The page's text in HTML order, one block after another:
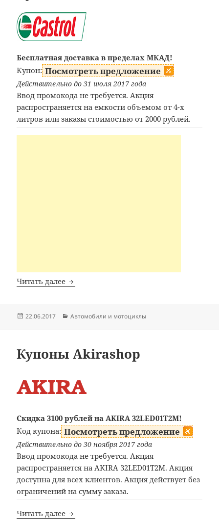
Бесплатная доставка в пределах МКАД!
Купон: Посмотреть предложение
Действительно до 31 июля 2017 года
Ввод промокода не требуется. Акция
распространяется на емкости объемом от 4-х
литров или заказы стоимостью от 2000 рублей.
Читать далее Купоны Castrol
Опубликовано
22.06.2017 Рубрики
Автомобили и мотоциклы
Купоны Akirashop
Скидка 3100 рублей на AKIRA 32LED01T2M!
Код купона: Посмотреть предложение
Действительно до 30 ноября 2017 года
Ввод промокода не требуется. Акция
распространяется на AKIRA 32LED01T2M. Акция
доступна для всех клиентов. Акция действует без
ограничений на сумму заказа.
Читать далее Купоны Akirashop